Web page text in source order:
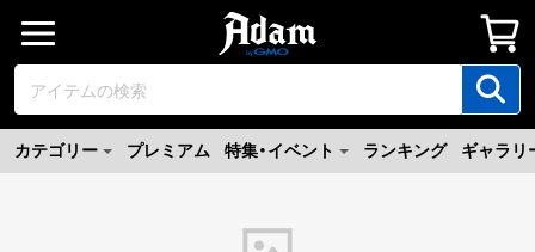
カテゴリー プレミアム 特集・イベント ランキング ギャラリ